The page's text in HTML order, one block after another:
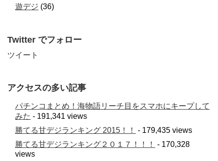
遊デジ (36)
Twitter でフォロー
ツイート
アクセスの多い記事
パチンコまとめ！海物語リーチ目をスマホにキープして
みた - 191,341 views
勝てる甘デジランキング 2015！！
- 179,435 views
勝てる甘デジランキング２０１７！！！
- 170,328
views